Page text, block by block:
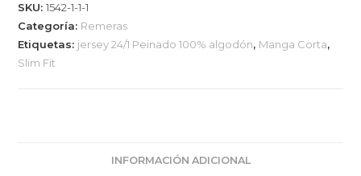
SKU:1542-1-1-1
Categoría: Remeras
Etiquetas: jersey 24/1 Peinado 100% algodón, Manga Corta,
Slim Fit
INFORMACIÓN ADICIONAL